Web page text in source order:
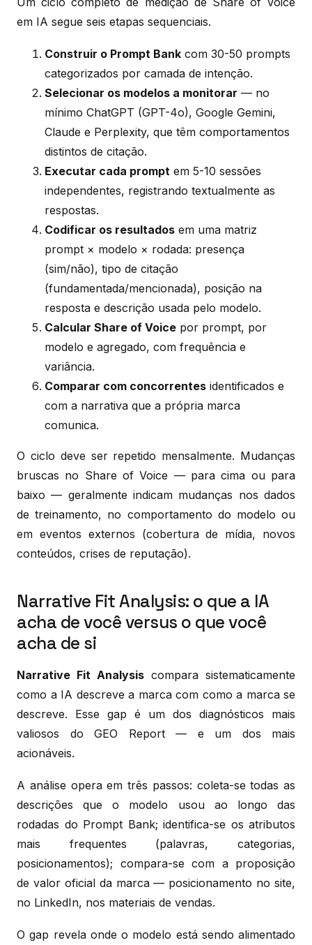
em IA segue seis etapas sequenciais.
Construir o Prompt Bank com 30-50 prompts
categorizados por camada de intenção.
Selecionar os modelos a monitorar — no
mínimo ChatGPT (GPT-4o), Google Gemini,
Claude e Perplexity, que têm comportamentos
distintos de citação.
Executar cada prompt em 5-10 sessões
independentes, registrando textualmente as
respostas.
Codificar os resultados em uma matriz
prompt × modelo × rodada: presença
(sim/não), tipo de citação
(fundamentada/mencionada), posição na
resposta e descrição usada pelo modelo.
Calcular Share of Voice por prompt, por
modelo e agregado, com frequência e
variância.
Comparar com concorrentes identificados e
com a narrativa que a própria marca
comunica.
O ciclo deve ser repetido mensalmente. Mudanças
bruscas no Share of Voice — para cima ou para
baixo — geralmente indicam mudanças nos dados
de treinamento, no comportamento do modelo ou
em eventos externos (cobertura de mídia, novos
conteúdos, crises de reputação).
Narrative Fit Analysis: o que a IA
acha de você versus o que você
acha de si
Narrative Fit Analysis compara sistematicamente
como a IA descreve a marca com como a marca se
descreve. Esse gap é um dos diagnósticos mais
valiosos do GEO Report — e um dos mais
acionáveis.
A análise opera em três passos: coleta-se todas as
descrições que o modelo usou ao longo das
rodadas do Prompt Bank; identifica-se os atributos
mais frequentes (palavras, categorias,
posicionamentos); compara-se com a proposição
de valor oficial da marca — posicionamento no site,
no LinkedIn, nos materiais de vendas.
O gap revela onde o modelo está sendo alimentado